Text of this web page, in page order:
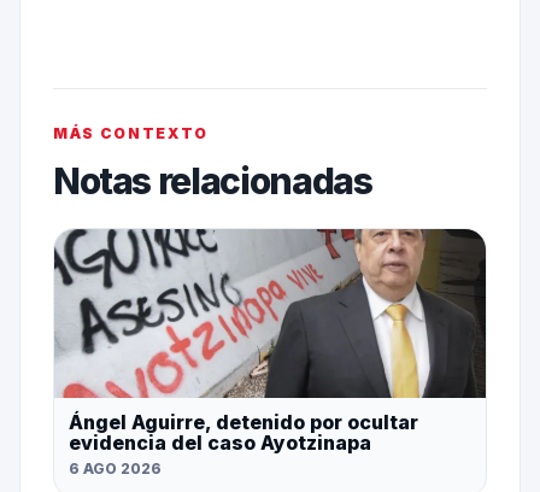
MÁS CONTEXTO
Notas relacionadas
Ángel Aguirre, detenido por ocultar
evidencia del caso Ayotzinapa
6 AGO 2026